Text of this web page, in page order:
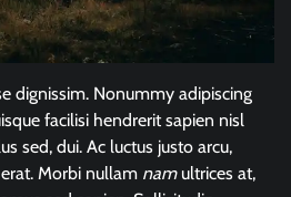
dignissim. Nonummy adipiscing
facilisi hendrerit sapien nisl
sed, dui. Ac luctus justo arcu,
Morbi nullam namultrices at,